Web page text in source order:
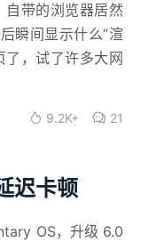
带的浏览器居然
瞬间显示什么“渲
了，试了许多大网
9.2K+ 21
迟卡顿
OS，升级 6.0